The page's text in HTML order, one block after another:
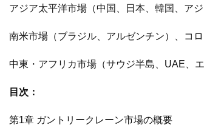
アジア太平洋市場（中国、日本、韓国、ア
南米市場（ブラジル、アルゼンチン）、コロ
中東・アフリカ市場（サウジ半島、UAE、
目次：
第1章 ガントリークレーン市場の概要